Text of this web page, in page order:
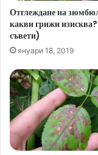
Отглеждане на
какви грижи
съвети)
януари 18, 2019